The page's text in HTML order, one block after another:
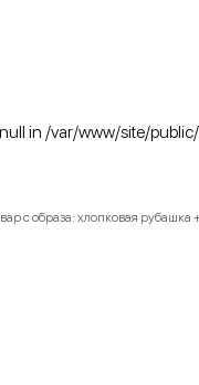
in /var/www/site/
с образа: хлопковая